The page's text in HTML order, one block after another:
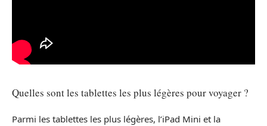
Quelles sont les tablettes les plus légères pour voyager ?
Parmi les tablettes les plus légères, l’iPad Mini et la